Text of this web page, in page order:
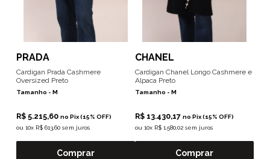
PRADA
Cardigan Prada Cashmere
Oversized Preto
Tamanho - M
R$ 5.215,60 no Pix (15% OFF)
ou 10x R$ 613,60 sem juros
Comprar
CHANEL
Cardigan Chanel Longo Cashmere e
Alpaca Preto
Tamanho - M
R$ 13.430,17 no Pix (15% OFF)
ou 10x R$ 1.580,02 sem juros
Comprar